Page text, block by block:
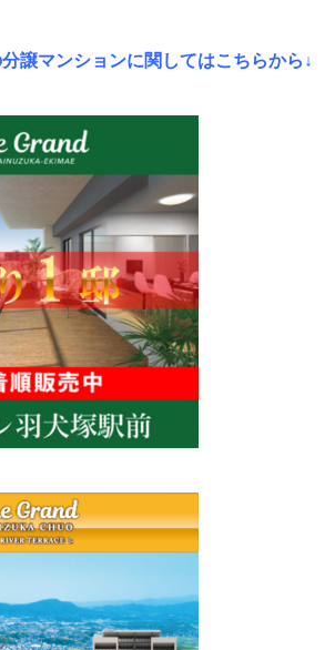
譲マンションに関してはこちらから↓